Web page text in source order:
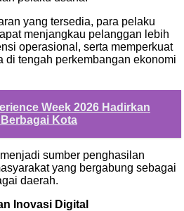
yang tersedia, para pelaku
menjangkau pelanggan lebih
operasional, serta memperkuat
di tengah perkembangan ekonomi
Week 2026 Hadirkan
Kota
sumber penghasilan
yang bergabung sebagai
daerah.
Inovasi Digital